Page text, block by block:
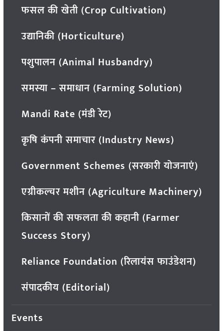
फसल की खेती (Crop Cultivation)
उद्यानिकी (Horticulture)
पशुपालन (Animal Husbandry)
समस्या – समाधान (Farming Solution)
Mandi Rate (मंडी रेट)
कृषि कंपनी समाचार (Industry News)
Government Schemes (सरकारी योजनाएं)
एग्रीकल्चर मशीन (Agriculture Machinery)
किसानों की सफलता की कहानी (Farmer
Success Story)
Reliance Foundation (रिलायंस फाउंडेशन)
संपादकीय (Editorial)
Events